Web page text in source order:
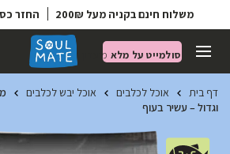
משלוח חינם בקניה מעל 200₪ החזר
סולמייט על מלא מועדון הטבות
דף בית אוכל לכלבים אוכל יבש לכלבים
וגדול – עשיר בעוף